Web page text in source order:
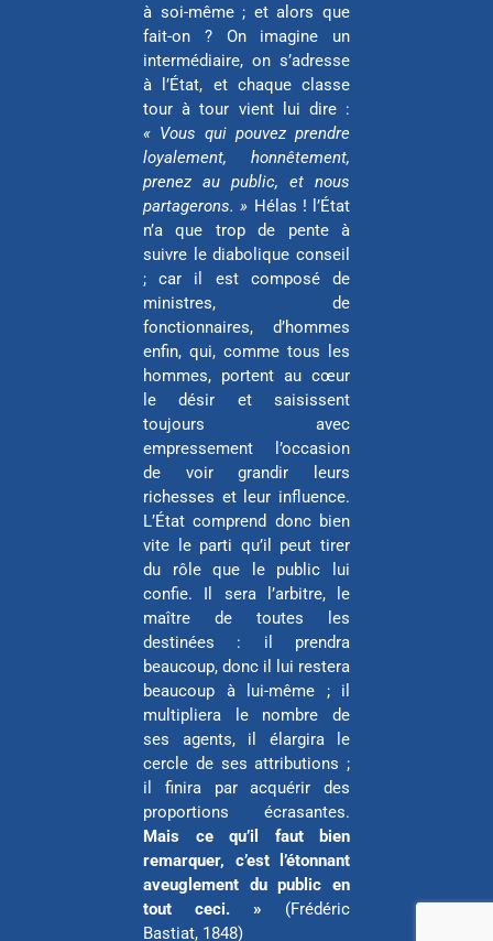
à soi-même ; et alors que
fait-on ? On imagine un
intermédiaire, on s’adresse
à l’État, et chaque classe
tour à tour vient lui dire :
« Vous qui pouvez prendre
loyalement, honnêtement,
prenez au public, et nous
partagerons. » Hélas ! l’État
n’a que trop de pente à
suivre le diabolique conseil
; car il est composé de
ministres, de
fonctionnaires, d’hommes
enfin, qui, comme tous les
hommes, portent au cœur
le désir et saisissent
toujours avec
empressement l’occasion
de voir grandir leurs
richesses et leur influence.
L’État comprend donc bien
vite le parti qu’il peut tirer
du rôle que le public lui
confie. Il sera l’arbitre, le
maître de toutes les
destinées : il prendra
beaucoup, donc il lui restera
beaucoup à lui-même ; il
multipliera le nombre de
ses agents, il élargira le
cercle de ses attributions ;
il finira par acquérir des
proportions écrasantes.
Mais ce qu’il faut bien
remarquer, c’est l’étonnant
aveuglement du public en
tout ceci. » (Frédéric
Bastiat, 1848)